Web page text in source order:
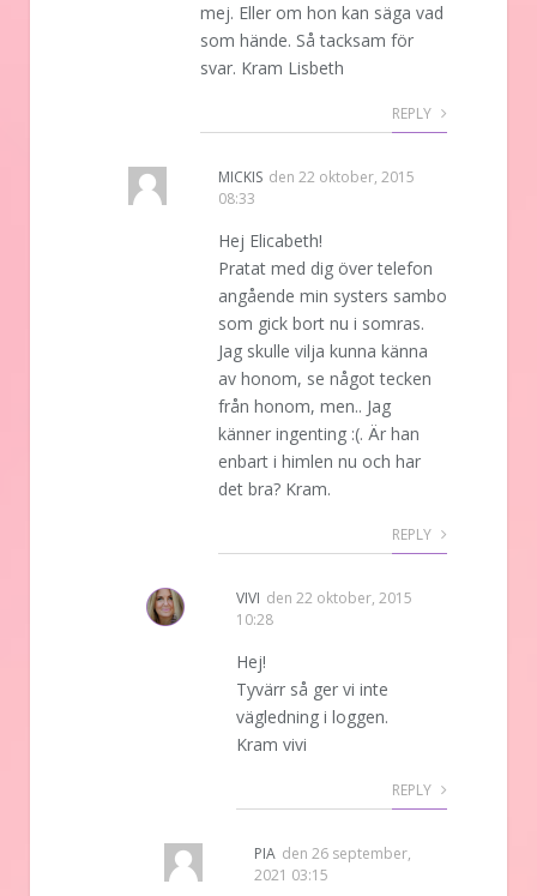
mej. Eller om hon kan säga vad
som hände. Så tacksam för
svar. Kram Lisbeth
REPLY
MICKIS den 22 oktober, 2015
08:33
Hej Elicabeth!
Pratat med dig över telefon
angående min systers sambo
som gick bort nu i somras.
Jag skulle vilja kunna känna
av honom, se något tecken
från honom, men.. Jag
känner ingenting :(. Är han
enbart i himlen nu och har
det bra? Kram.
REPLY
VIVI den 22 oktober, 2015
10:28
Hej!
Tyvärr så ger vi inte
vägledning i loggen.
Kram vivi
REPLY
PIA den 26 september,
2021 03:15